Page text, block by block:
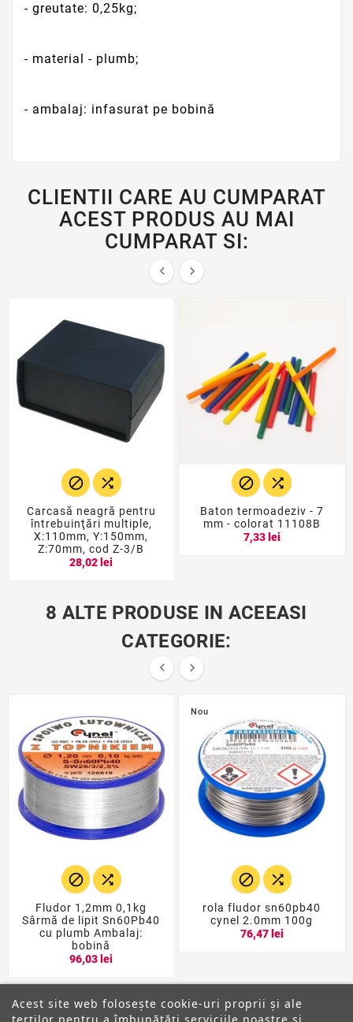
- greutate: 0,25kg;
- material - plumb;
- ambalaj: infasurat pe bobină
CLIENTII CARE AU CUMPARAT
ACEST PRODUS AU MAI
CUMPARAT SI:
 
 
Carcasă neagră pentru
întrebuinţări multiple,
X:110mm, Y:150mm,
Z:70mm, cod Z-3/B
28,02 lei
 
Baton termoadeziv - 7
mm - colorat 11108B
7,33 lei
8 ALTE PRODUSE IN ACEEASI
CATEGORIE:
 
 
Fludor 1,2mm 0,1kg
Sârmă de lipit Sn60Pb40
cu plumb Ambalaj:
bobină
96,03 lei
Nou
 
rola fludor sn60pb40
cynel 2.0mm 100g
76,47 lei
Acest site web folosește cookie-uri proprii și ale